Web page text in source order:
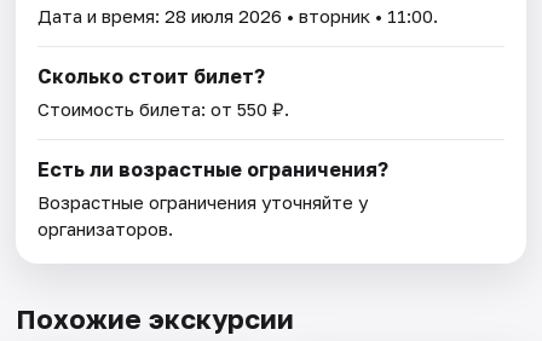
Дата и время:28 июля 2026 • вторник • 11:00.
Сколько стоит билет?
Стоимость билета: от 550 ₽.
Есть ли возрастные ограничения?
Возрастные ограничения уточняйте у
организаторов.
Похожие экскурсии